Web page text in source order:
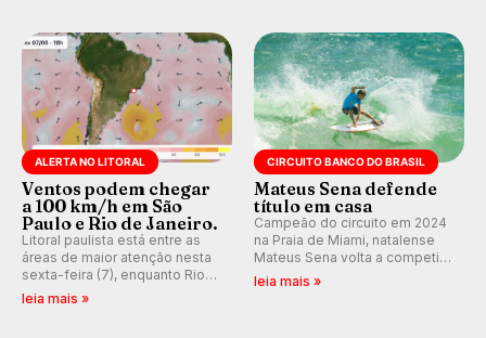
(RN).
ALERTA NO LITORAL
Ventos podem chegar
a 100 km/h em São
Paulo e Rio de Janeiro.
Litoral paulista está entre as
áreas de maior atenção nesta
sexta-feira (7), enquanto Rio
de Janeiro também recebe
leia mais »
CIRCUITO BANCO DO BRASIL
Mateus Sena defende
título em casa
Campeão do circuito em 2024
na Praia de Miami, natalense
Mateus Sena volta a competir
em casa em busca de manter a
leia mais »